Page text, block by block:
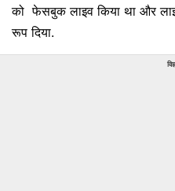
को फेसबुक लाइव किया था और
रूप दिया.